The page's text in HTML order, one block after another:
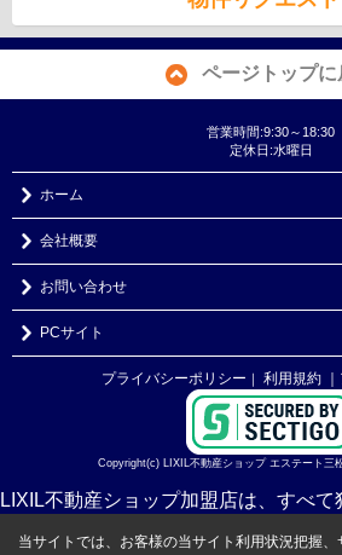
ページトップに
営業時間:9:30～18:30
定休日:水曜日
ホーム
会社概要
お問い合わせ
PCサイト
プライバシーポリシー ｜ 利用規約
Copyright(c) LIXIL不動産ショップ エステート三
LIXIL不動産ショップ加盟店は、すべて
当サイトでは、お客様の当サイト利用状況把握、